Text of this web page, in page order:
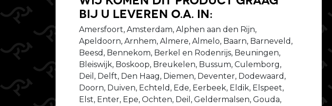
bij u leveren o.a. in:
Amersfoort, Amsterdam, Alphen aan den Rijn,
Apeldoorn, Arnhem, Almere, Almelo, Baarn, Barneveld,
Beesd, Bennekom, Berkel en Rodenrijs, Beuningen,
Bleiswijk, Boskoop, Breukelen, Bussum, Culemborg,
Deil, Delft, Den Haag, Diemen, Deventer, Dodewaard,
Doorn, Duiven, Echteld, Ede, Eerbeek, Eldik, Elspeet,
Elst, Enter, Epe, Ochten, Deil, Geldermalsen, Gouda,